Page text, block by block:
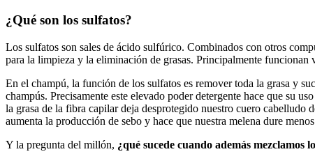
¿Qué son los sulfatos?
Los sulfatos son sales de ácido sulfúrico. Combinados con otros
para la limpieza y la eliminación de grasas. Principalmente funcionan
En el champú, la función de los sulfatos es remover toda la grasa y
champús. Precisamente este elevado poder detergente hace que su
la grasa de la fibra capilar deja desprotegido nuestro cuero cabelludo
aumenta la producción de sebo y hace que nuestra melena dure
Y la pregunta del millón, ¿qué sucede cuando además mezclamos